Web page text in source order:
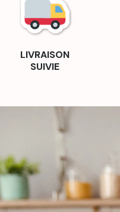
LIVRAISON
SUIVIE